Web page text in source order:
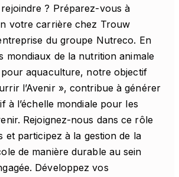
? Préparez-vous à
votre carrière chez Trouw
du groupe Nutreco. En
mondiaux de la nutrition animale
pour aquaculture, notre objectif
l’Avenir », contribue à générer
à l’échelle mondiale pour les
Rejoignez-nous dans ce rôle
et participez à la gestion de la
de manière durable au sein
Développez vos